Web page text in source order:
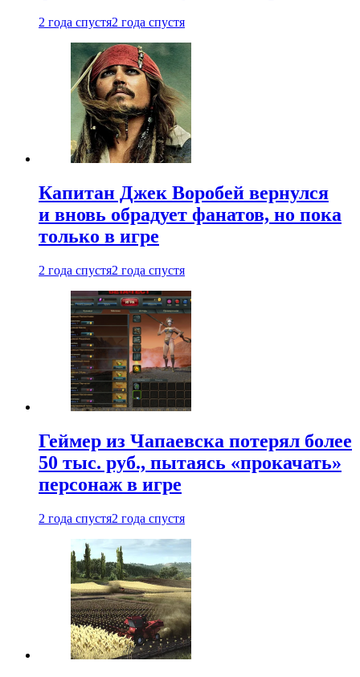
2 года спустя2 года спустя
Капитан Джек Воробей вернулся
и вновь обрадует фанатов, но пока
только в игре
2 года спустя2 года спустя
Геймер из Чапаевска потерял более
50 тыс. руб., пытаясь «прокачать»
персонаж в игре
2 года спустя2 года спустя